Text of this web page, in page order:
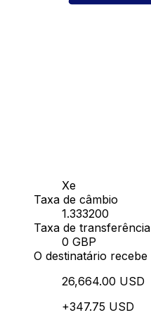
Xe
Taxa de câmbio
1.333200
Taxa de transferência
0 GBP
O destinatário recebe
26,664.00 USD
+347.75 USD